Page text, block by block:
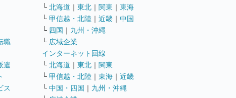
職
遣
ス
└ 北海道 ｜ 東北 ｜ 関東 ｜ 東海
└ 甲信越・北陸 ｜ 近畿 ｜ 中国
└ 四国 ｜ 九州・沖縄
└ 広域企業
インターネット回線
└ 北海道 ｜ 東北 ｜ 関東
└ 甲信越・北陸 ｜ 東海 ｜ 近畿
└ 中国・四国 ｜ 九州・沖縄